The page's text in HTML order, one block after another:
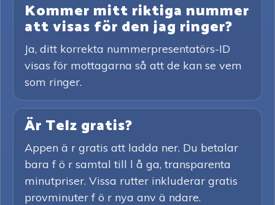
Kommer mitt riktiga nummer
att visas för den jag ringer?
Ja, ditt korrekta nummerpresentatörs-ID
visas för mottagarna så att de kan se vem
som ringer.
Är Telz gratis?
Appen ä r gratis att ladda ner. Du betalar
bara f ö r samtal till l å ga, transparenta
minutpriser. Vissa rutter inkluderar gratis
provminuter f ö r nya anv ä ndare.